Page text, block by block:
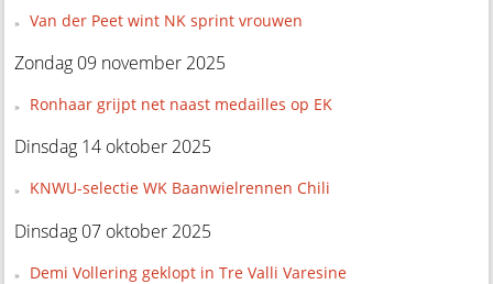
Van der Peet wint NK sprint vrouwen
Zondag 09 november 2025
Ronhaar grijpt net naast medailles op EK
Dinsdag 14 oktober 2025
KNWU-selectie WK Baanwielrennen Chili
Dinsdag 07 oktober 2025
Demi Vollering geklopt in Tre Valli Varesine